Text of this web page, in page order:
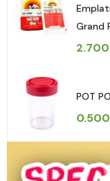
Grand
2.700
POT
0.500